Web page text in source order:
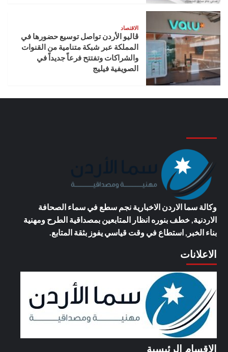
الاقتصاد
ڤاليو الأردن تواصل توسيع حضورها في
المملكة عبر شبكة متنامية من القنوات
والشراكات وتفتتح فرعاً جديداً في
الصويفية فيليج
وكالة سما الاردن الاخباريةنجم سطع في سماء الصحافة
الاردنية, خطف بنوره انظار المتابعين بمصداقية الطرح ومهنية
بناء الخبر, استطاع في وقت قياسي يفوز بثقة المتابع.
الاعلانات
الاقسام الرئيسية